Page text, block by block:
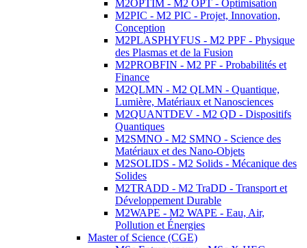
M2OPTIM - M2 OPT - Optimisation
M2PIC - M2 PIC - Projet, Innovation,
Conception
M2PLASPHYFUS - M2 PPF - Physique
des Plasmas et de la Fusion
M2PROBFIN - M2 PF - Probabilités et
Finance
M2QLMN - M2 QLMN - Quantique,
Lumière, Matériaux et Nanosciences
M2QUANTDEV - M2 QD - Dispositifs
Quantiques
M2SMNO - M2 SMNO - Science des
Matériaux et des Nano-Objets
M2SOLIDS - M2 Solids - Mécanique des
Solides
M2TRADD - M2 TraDD - Transport et
Développement Durable
M2WAPE - M2 WAPE - Eau, Air,
Pollution et Énergies
Master of Science (CGE)